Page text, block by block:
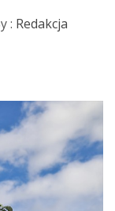
: Redakcja